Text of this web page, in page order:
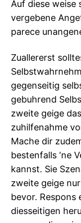
Auf diese weise
vergebene
parece
Zuallererst
gegenseitig
gebuhrend
zweite geige
zuhilfenahme
Mache dir
bestenfalls ‘ne
kannst. Sie
zweite geige
bevor. Respons
diesseitigen